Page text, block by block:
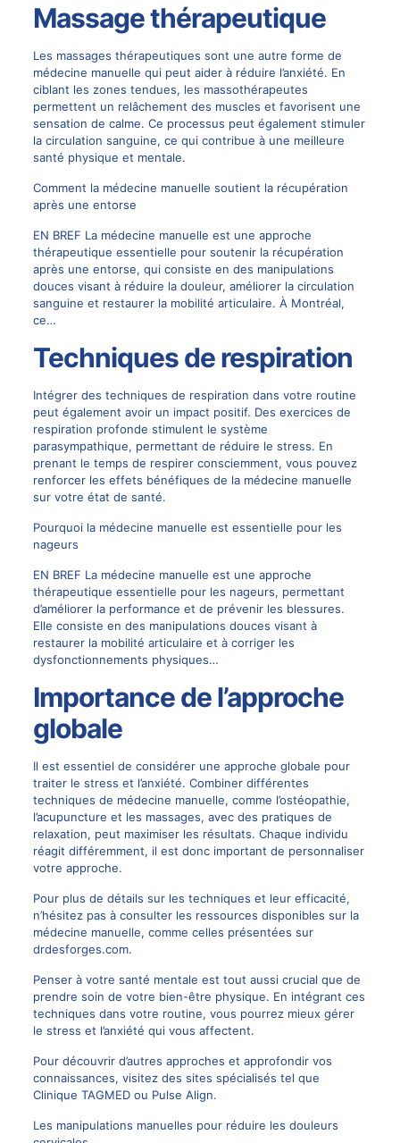
Massage thérapeutique
Les massages thérapeutiques sont une autre forme de
médecine manuelle qui peut aider à réduire l’anxiété. En
ciblant les zones tendues, les massothérapeutes
permettent un relâchement des muscles et favorisent une
sensation de calme. Ce processus peut également stimuler
la circulation sanguine, ce qui contribue à une meilleure
santé physique et mentale.
Comment la médecine manuelle soutient la récupération
après une entorse
EN BREF La médecine manuelle est une approche
thérapeutique essentielle pour soutenir la récupération
après une entorse, qui consiste en des manipulations
douces visant à réduire la douleur, améliorer la circulation
sanguine et restaurer la mobilité articulaire. À Montréal,
ce…
Techniques de respiration
Intégrer des techniques de respiration dans votre routine
peut également avoir un impact positif. Des exercices de
respiration profonde stimulent le système
parasympathique, permettant de réduire le stress. En
prenant le temps de respirer consciemment, vous pouvez
renforcer les effets bénéfiques de la médecine manuelle
sur votre état de santé.
Pourquoi la médecine manuelle est essentielle pour les
nageurs
EN BREF La médecine manuelle est une approche
thérapeutique essentielle pour les nageurs, permettant
d’améliorer la performance et de prévenir les blessures.
Elle consiste en des manipulations douces visant à
restaurer la mobilité articulaire et à corriger les
dysfonctionnements physiques…
Importance de l’approche
globale
Il est essentiel de considérer une approche globale pour
traiter le stress et l’anxiété. Combiner différentes
techniques de médecine manuelle, comme l’ostéopathie,
l’acupuncture et les massages, avec des pratiques de
relaxation, peut maximiser les résultats. Chaque individu
réagit différemment, il est donc important de personnaliser
votre approche.
Pour plus de détails sur les techniques et leur efficacité,
n’hésitez pas à consulter les ressources disponibles sur la
médecine manuelle, comme celles présentées sur
drdesforges.com.
Penser à votre santé mentale est tout aussi crucial que de
prendre soin de votre bien-être physique. En intégrant ces
techniques dans votre routine, vous pourrez mieux gérer
le stress et l’anxiété qui vous affectent.
Pour découvrir d’autres approches et approfondir vos
connaissances, visitez des sites spécialisés tel que
Clinique TAGMEDou Pulse Align.
Les manipulations manuelles pour réduire les douleurs